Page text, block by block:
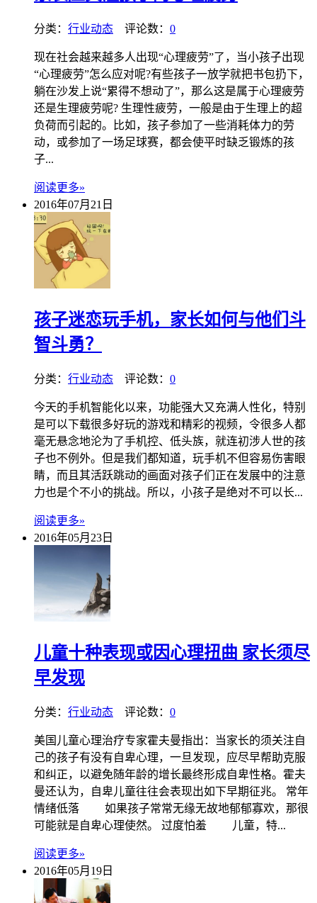
分类： 行业动态 评论数： 0
现在社会越来越多人出现“心理疲劳”了，当小孩子出现
“心理疲劳”怎么应对呢?有些孩子一放学就把书包扔下，
躺在沙发上说“累得不想动了”，那么这是属于心理疲劳
还是生理疲劳呢? 生理性疲劳，一般是由于生理上的超
负荷而引起的。比如，孩子参加了一些消耗体力的劳
动，或参加了一场足球赛，都会使平时缺乏锻炼的孩
子...
阅读更多»
2016年07月21日
孩子迷恋玩手机，家长如何与他们斗
智斗勇？
分类： 行业动态 评论数： 0
今天的手机智能化以来，功能强大又充满人性化，特别
是可以下载很多好玩的游戏和精彩的视频，令很多人都
毫无悬念地沦为了手机控、低头族，就连初涉人世的孩
子也不例外。但是我们都知道，玩手机不但容易伤害眼
睛，而且其活跃跳动的画面对孩子们正在发展中的注意
力也是个不小的挑战。所以，小孩子是绝对不可以长...
阅读更多»
2016年05月23日
儿童十种表现或因心理扭曲 家长须尽
早发现
分类： 行业动态 评论数： 0
美国儿童心理治疗专家霍夫曼指出：当家长的须关注自
己的孩子有没有自卑心理，一旦发现，应尽早帮助克服
和纠正，以避免随年龄的增长最终形成自卑性格。霍夫
曼还认为，自卑儿童往往会表现出如下早期征兆。 常年
情绪低落 如果孩子常常无缘无故地郁郁寡欢，那很
可能就是自卑心理使然。 过度怕羞 儿童，特...
阅读更多»
2016年05月19日